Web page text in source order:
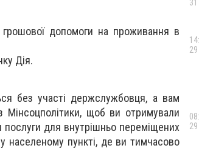
допомоги на проживання в
Дія.
без участі держслужбовця, а вам
щоб ви отримували
для внутрішньо переміщених
населеному пункті, де ви тимчасово